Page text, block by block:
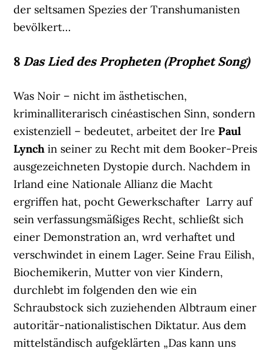
der seltsamen Spezies der Transhumanisten
bevölkert…
8 Das Lied des Propheten (Prophet Song)
Was Noir – nicht im ästhetischen,
kriminalliterarisch cinéastischen Sinn, sondern
existenziell – bedeutet, arbeitet der IrePaul
Lynchin seiner zu Recht mit dem Booker-Preis
ausgezeichneten Dystopie durch. Nachdem in
Irland eine Nationale Allianz die Macht
ergriffen hat, pocht Gewerkschafter Larry auf
sein verfassungsmäßiges Recht, schließt sich
einer Demonstration an, wrd verhaftet und
verschwindet in einem Lager. Seine Frau Eilish,
Biochemikerin, Mutter von vier Kindern,
durchlebt im folgenden den wie ein
Schraubstock sich zuziehenden Albtraum einer
autoritär-nationalistischen Diktatur. Aus dem
mittelständisch aufgeklärten „Das kann uns